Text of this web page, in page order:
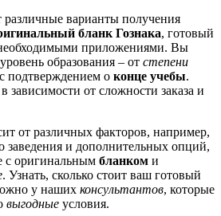
различные варианты получения
бланк Гознака, готовый
приложениями. Вы
образования – от степени
подтверждением о конце учебы.
зависимости от сложности заказа и
от различных факторов, например,
заведения и дополнительных опций,
с оригинальным бланком и
. Узнать, сколько стоит ваш готовый
у наших консультантов, которые
выгодные условия.